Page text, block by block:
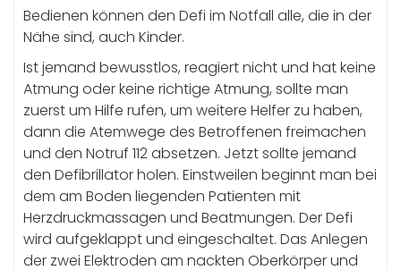
Bedienen können den Defi im Notfall alle, die in der
Nähe sind, auch Kinder.
Ist jemand bewusstlos, reagiert nicht und hat keine
Atmung oder keine richtige Atmung, sollte man
zuerst um Hilfe rufen, um weitere Helfer zu haben,
dann die Atemwege des Betroffenen freimachen
und den Notruf 112 absetzen. Jetzt sollte jemand
den Defibrillator holen. Einstweilen beginnt man bei
dem am Boden liegenden Patienten mit
Herzdruckmassagen und Beatmungen. Der Defi
wird aufgeklappt und eingeschaltet. Das Anlegen
der zwei Elektroden am nackten Oberkörper und